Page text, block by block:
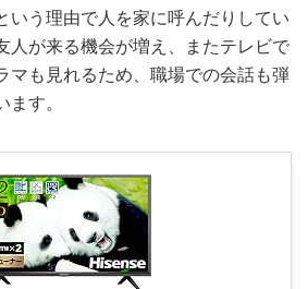
いう理由で人を家に呼んだりしてい
人が来る機会が増え、またテレビで
マも見れるため、職場での会話も弾
す。